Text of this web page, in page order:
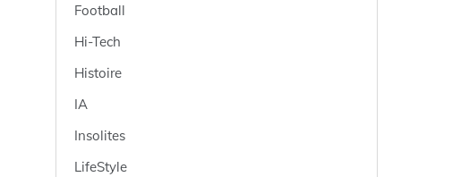
Football
Hi-Tech
Histoire
IA
Insolites
LifeStyle